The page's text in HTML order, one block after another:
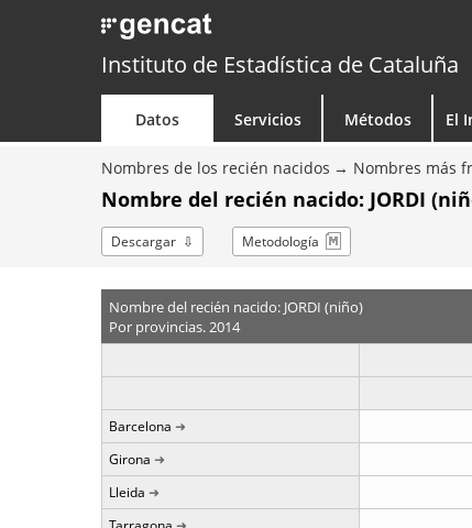
Instituto de Estadística de Cataluña
Datos Servicios Métodos El
Nombres de los recién nacidos Nombres más
Nombre del recién nacido: JORDI
Descargar Metodología
Nombre del recién nacido: JORDI (niño)
Por provincias. 2014
Barcelona
Girona
Lleida